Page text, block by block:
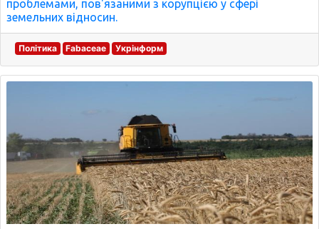
проблемами, пов'язаними з корупцією у сфері
земельних відносин.
Політика Fabaceae Укрінформ